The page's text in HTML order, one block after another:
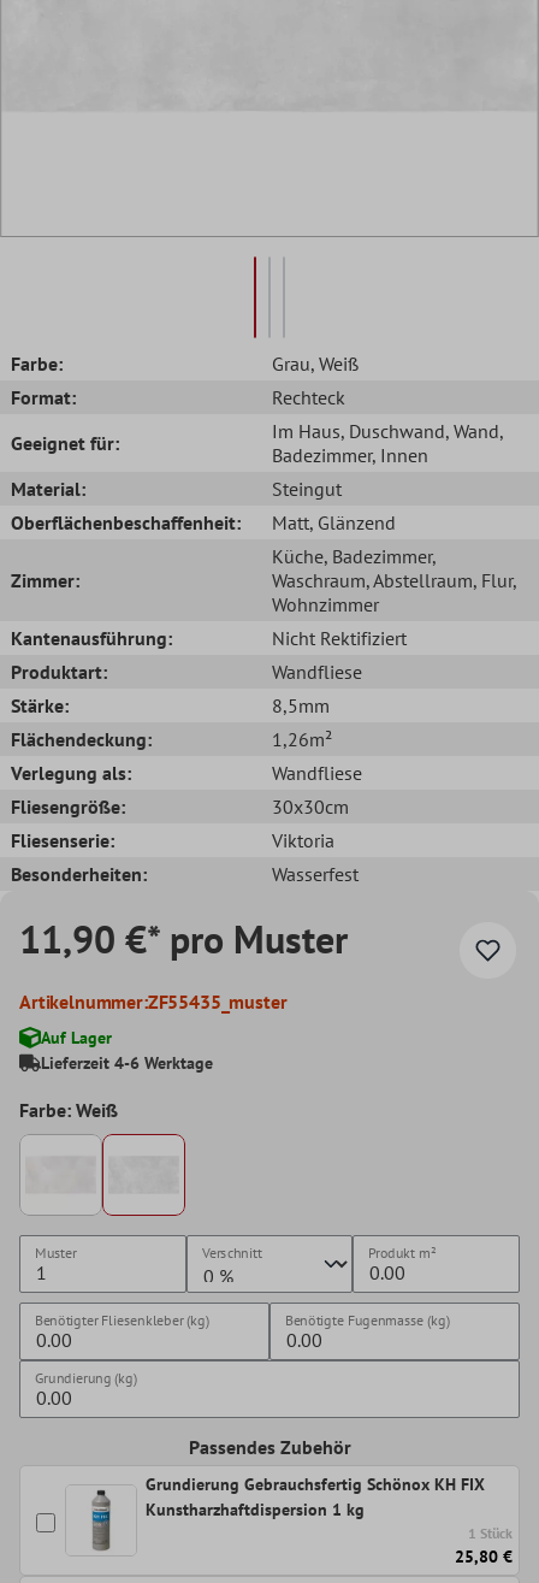
Farbe: Grau, Weiß
Format:
Rechteck
Geeignet für:
Im Haus, Duschwand, Wand,
Badezimmer, Innen
Material:
Steingut
Oberflächenbeschaffenheit:
Matt, Glänzend
Zimmer:
Küche, Badezimmer,
Waschraum, Abstellraum, Flur,
Wohnzimmer
Kantenausführung:
Nicht Rektifiziert
Produktart:
Wandfliese
Stärke:
8,5mm
Flächendeckung:
1,26m²
Verlegung als:
Wandfliese
Fliesengröße:
30x30cm
Fliesenserie:
Viktoria
Besonderheiten:
Wasserfest
11,90 €* pro Muster
Artikelnummer:ZF55435_muster
Auf Lager
Lieferzeit 4-6 Werktage
Farbe: Weiß
Muster Verschnitt Produkt m²
Benötigter Fliesenkleber (kg) Benötigte Fugenmasse (kg)
Grundierung (kg)
Passendes Zubehör
Grundierung Gebrauchsfertig Schönox KH FIX
Kunstharzhaftdispersion 1 kg
1 Stück
25,80 €